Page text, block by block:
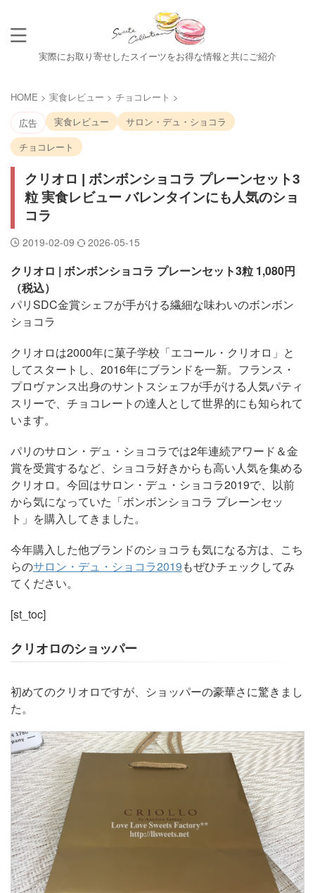
実際にお取り寄せしたスイーツをお得な情報と共にご紹介
HOME > 実食レビュー > チョコレート >
広告
実食レビュー
サロン・デュ・ショコラ
チョコレート
クリオロ | ボンボンショコラ プレーンセット3
粒 実食レビュー バレンタインにも人気のショ
コラ
2019-02-09 2026-05-15
クリオロ | ボンボンショコラ プレーンセット3粒 1,080円
（税込）
パリSDC金賞シェフが手がける繊細な味わいのボンボン
ショコラ
クリオロは2000年に菓子学校「エコール・クリオロ」と
してスタートし、2016年にブランドを一新。フランス・
プロヴァンス出身のサントスシェフが手がける人気パティ
スリーで、チョコレートの達人として世界的にも知られて
います。
パリのサロン・デュ・ショコラでは2年連続アワード＆金
賞を受賞するなど、ショコラ好きからも高い人気を集める
クリオロ。今回はサロン・デュ・ショコラ2019で、以前
から気になっていた「ボンボンショコラ プレーンセッ
ト」を購入してきました。
今年購入した他ブランドのショコラも気になる方は、こち
らのサロン・デュ・ショコラ2019もぜひチェックしてみ
てください。
[st_toc]
クリオロのショッパー
初めてのクリオロですが、ショッパーの豪華さに驚きまし
た。